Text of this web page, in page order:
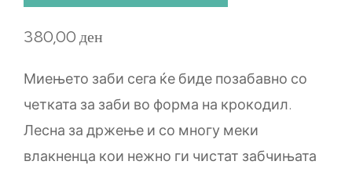
380,00ден
Миењето заби сега ќе биде позабавно со
четката за заби во форма на крокодил.
Лесна за држење и со многу меки
влакненца кои нежно ги чистат забчињата